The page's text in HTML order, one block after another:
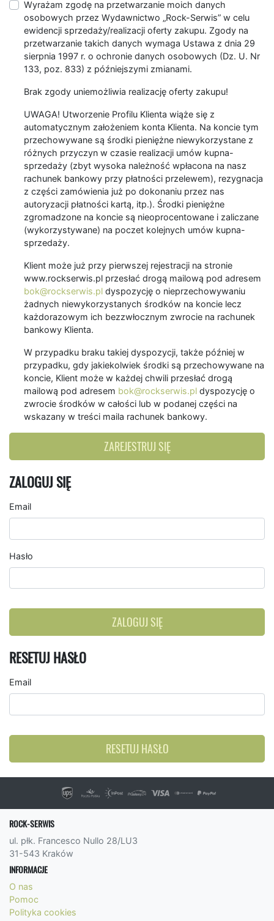
Wyrażam zgodę na przetwarzanie moich danych
osobowych przez Wydawnictwo „Rock-Serwis” w celu
ewidencji sprzedaży/realizacji oferty zakupu. Zgody na
przetwarzanie takich danych wymaga Ustawa z dnia 29
sierpnia 1997 r. o ochronie danych osobowych (Dz. U. Nr
133, poz. 833) z późniejszymi zmianami.
Brak zgody uniemożliwia realizację oferty zakupu!
UWAGA! Utworzenie Profilu Klienta wiąże się z
automatycznym założeniem konta Klienta. Na koncie tym
przechowywane są środki pieniężne niewykorzystane z
różnych przyczyn w czasie realizacji umów kupna-
sprzedaży (zbyt wysoka należność wpłacona na nasz
rachunek bankowy przy płatności przelewem), rezygnacja
z części zamówienia już po dokonaniu przez nas
autoryzacji płatności kartą, itp.). Środki pieniężne
zgromadzone na koncie są nieoprocentowane i zaliczane
(wykorzystywane) na poczet kolejnych umów kupna-
sprzedaży.
Klient może już przy pierwszej rejestracji na stronie
www.rockserwis.pl przesłać drogą mailową pod adresem
bok@rockserwis.pl dyspozycję o nieprzechowywaniu
żadnych niewykorzystanych środków na koncie lecz
każdorazowym ich bezzwłocznym zwrocie na rachunek
bankowy Klienta.
W przypadku braku takiej dyspozycji, także później w
przypadku, gdy jakiekolwiek środki są przechowywane na
koncie, Klient może w każdej chwili przesłać drogą
mailową pod adresem bok@rockserwis.pl dyspozycję o
zwrocie środków w całości lub w podanej części na
wskazany w treści maila rachunek bankowy.
ZAREJESTRUJ SIĘ
ZALOGUJ SIĘ
Email
Hasło
ZALOGUJ SIĘ
RESETUJ HASŁO
Email
RESETUJ HASŁO
ROCK-SERWIS
ul. płk. Francesco Nullo 28/LU3
31-543 Kraków
INFORMACJE
O nas
Pomoc
Polityka cookies